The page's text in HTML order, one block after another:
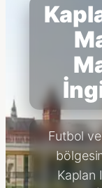
Futbol
Kaplan